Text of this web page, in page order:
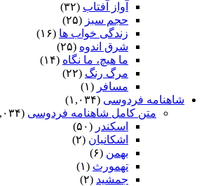
آواز آفتاب (۳۲)
حجم سبز (۲۵)
زندگی خواب ها (۱۶)
شرق اندوه (۲۵)
ما هیچ، ما نگاه (۱۴)
مرگ رنگ (۲۲)
مسافر (۱)
شاهنامه فردوسی (۱,۰۳۴)
متن کامل شاهنامه فردوسی (۱,۰۳۴)
اسکندر (۵۰)
اشکانیان (۲)
بهمن (۶)
تهمورث (۱)
جمشید (۲)